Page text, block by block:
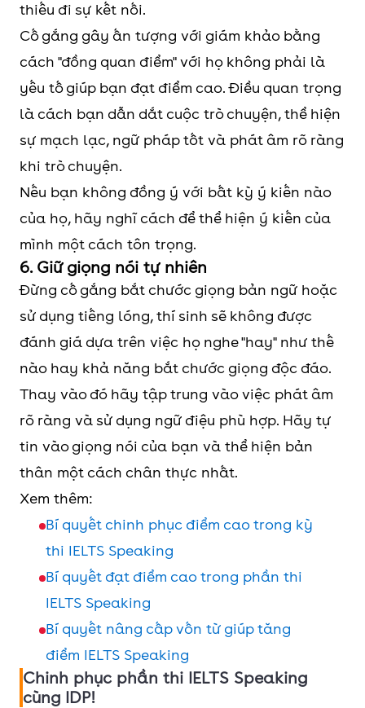
thiếu đi sự kết nối.
Cố gắng gây ấn tượng với giám khảo bằng
cách "đồng quan điểm" với họ không phải là
yếu tố giúp bạn đạt điểm cao. Điều quan trọng
là cách bạn dẫn dắt cuộc trò chuyện, thể hiện
sự mạch lạc, ngữ pháp tốt và phát âm rõ ràng
khi trò chuyện.
Nếu bạn không đồng ý với bất kỳ ý kiến nào
của họ, hãy nghĩ cách để thể hiện ý kiến của
mình một cách tôn trọng.
6. Giữ giọng nói tự nhiên
Đừng cố gắng bắt chước giọng bản ngữ hoặc
sử dụng tiếng lóng, thí sinh sẽ không được
đánh giá dựa trên việc họ nghe "hay" như thế
nào hay khả năng bắt chước giọng độc đáo.
Thay vào đó hãy tập trung vào việc phát âm
rõ ràng và sử dụng ngữ điệu phù hợp. Hãy tự
tin vào giọng nói của bạn và thể hiện bản
thân một cách chân thực nhất.
Xem thêm:
Bí quyết chinh phục điểm cao trong kỳ
thi IELTS Speaking
Bí quyết đạt điểm cao trong phần thi
IELTS Speaking
Bí quyết nâng cấp vốn từ giúp tăng
điểm IELTS Speaking
Chinh phục phần thi IELTS Speaking
cùng IDP!